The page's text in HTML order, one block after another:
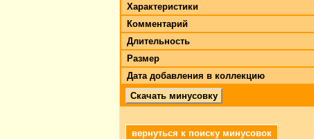
Характеристики
Комментарий
Длительность
Размер
Дата добавления в коллекцию
Скачать минусовку
вернуться к поиску минусовок